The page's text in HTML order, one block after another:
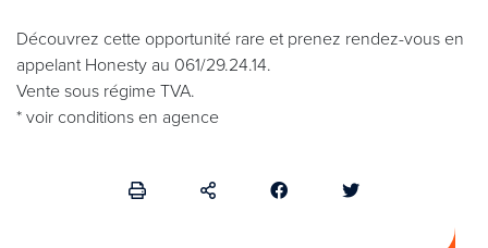
Découvrez cette opportunité rare et prenez rendez-vous en
appelant Honesty au 061/29.24.14.
Vente sous régime TVA.
* voir conditions en agence